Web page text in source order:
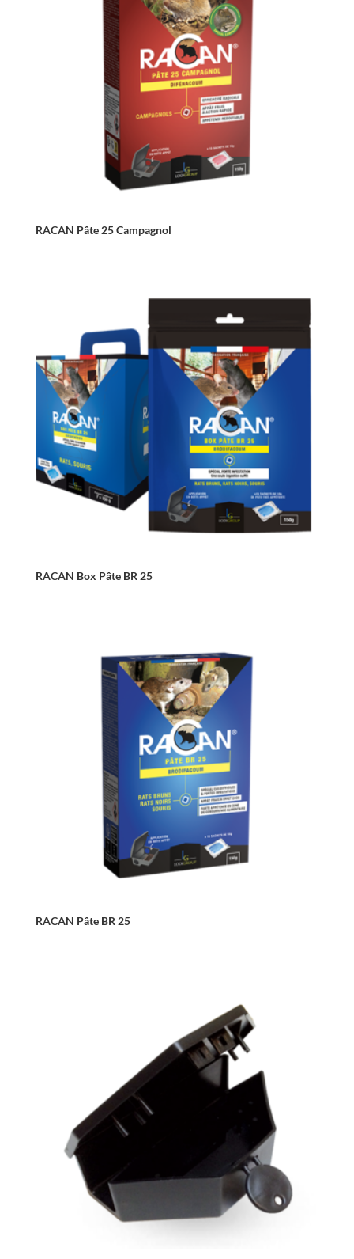
RACAN Pâte 25 Campagnol
RACAN Box Pâte BR 25
RACAN Pâte BR 25